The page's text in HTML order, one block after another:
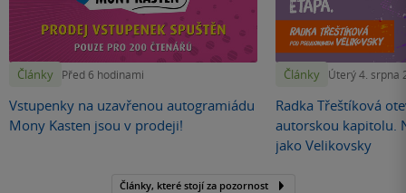
Články Před 6 hodinami
Vstupenky na uzavřenou autogramiádu
Mony Kasten jsou v prodeji!
Články Úterý 4. srpna
Radka Třeštíková
autorskou kapitolu.
jako Velikovsky
Články, které stojí za pozornost